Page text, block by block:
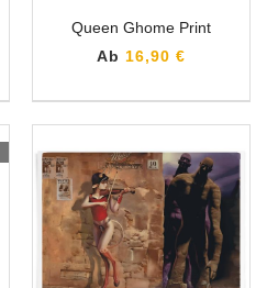
Queen Ghome Print
Ab 16,90 €